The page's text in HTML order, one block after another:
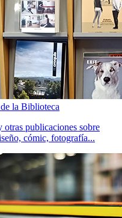
la Biblioteca
otras publicaciones sobre
cómic, fotografía...